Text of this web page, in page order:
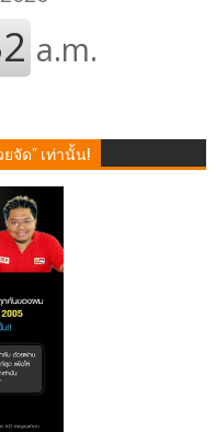
ยจัด" เท่านั้น!